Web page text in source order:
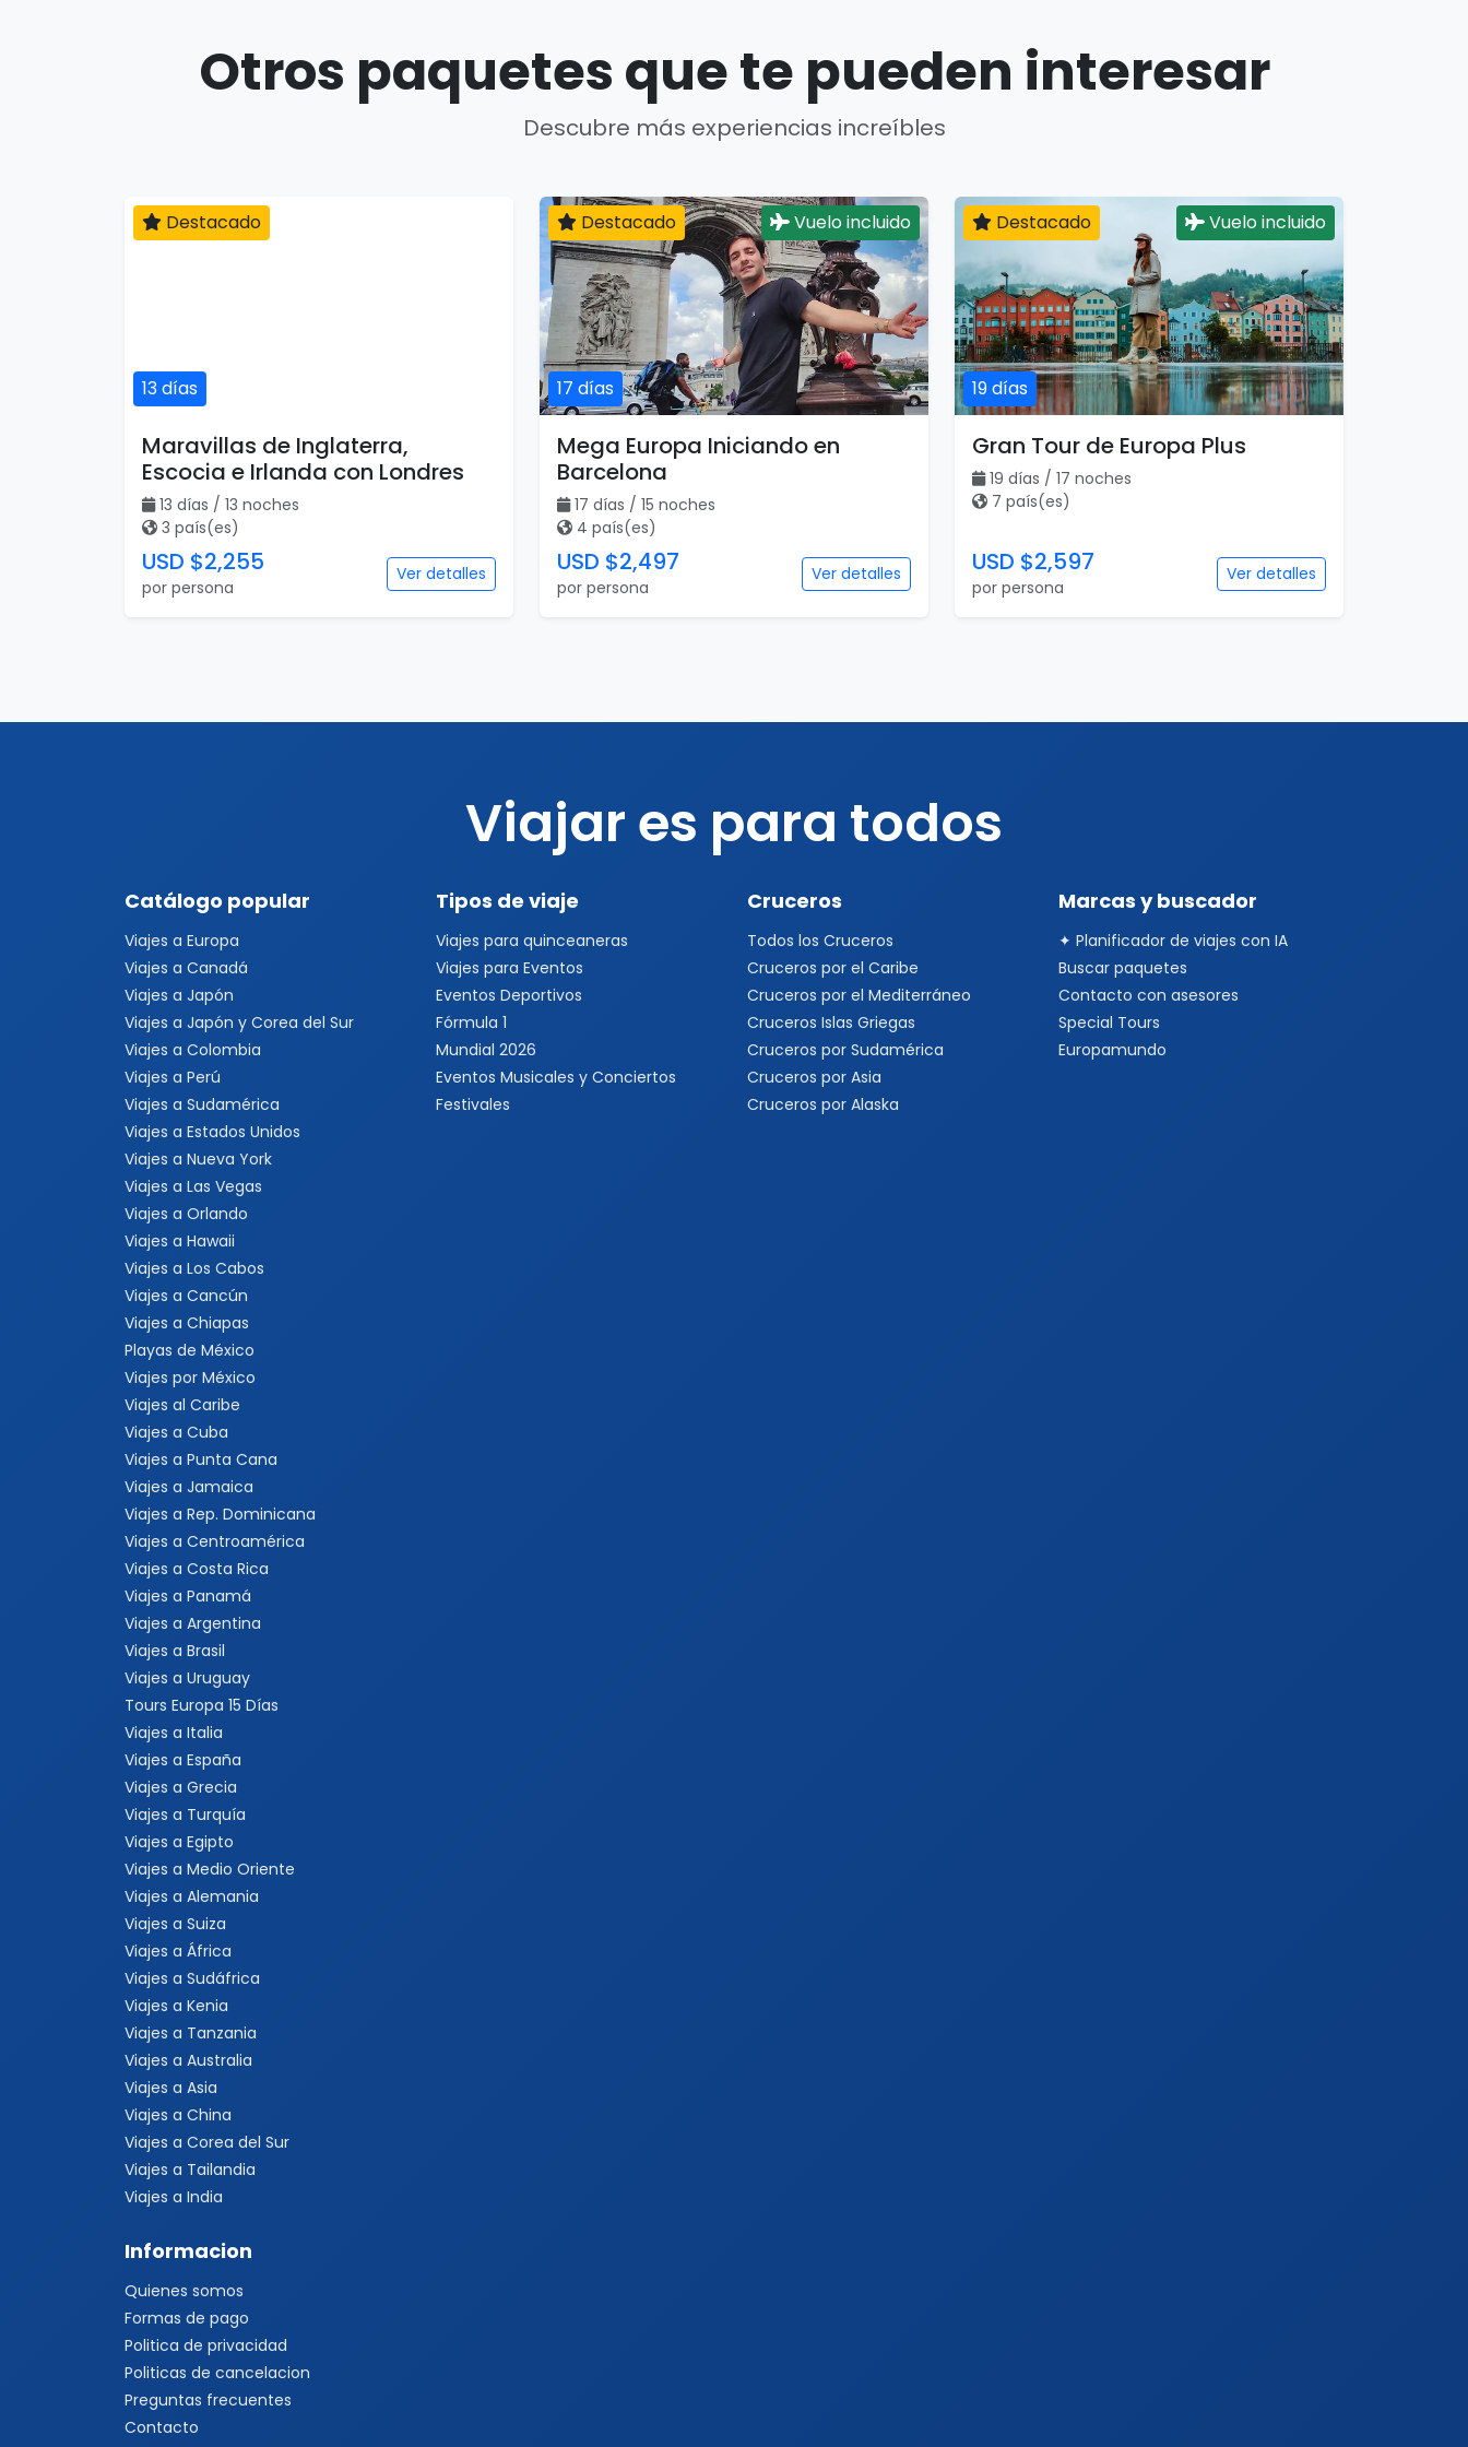
Otros paquetes que te pueden interesar
Descubre más experiencias increíbles
13 días
Destacado
Maravillas de Inglaterra,
Escocia e Irlanda con Londres
13 días / 13 noches
3 país(es)
USD $2,255
por persona
Ver detalles
17 días
Destacado Vuelo incluido
Mega Europa Iniciando en
Barcelona
17 días / 15 noches
4 país(es)
USD $2,497
por persona
Ver detalles
19 días
Destacado Vuelo incluido
Gran Tour de Europa Plus
19 días / 17 noches
7 país(es)
USD $2,597
por persona
Ver detalles
Viajar es para todos
Catálogo popular
Viajes a Europa
Viajes a Canadá
Viajes a Japón
Viajes a Japón y Corea del Sur
Viajes a Colombia
Viajes a Perú
Viajes a Sudamérica
Viajes a Estados Unidos
Viajes a Nueva York
Viajes a Las Vegas
Viajes a Orlando
Viajes a Hawaii
Viajes a Los Cabos
Viajes a Cancún
Viajes a Chiapas
Playas de México
Viajes por México
Viajes al Caribe
Viajes a Cuba
Viajes a Punta Cana
Viajes a Jamaica
Viajes a Rep. Dominicana
Viajes a Centroamérica
Viajes a Costa Rica
Viajes a Panamá
Viajes a Argentina
Viajes a Brasil
Viajes a Uruguay
Tours Europa 15 Días
Viajes a Italia
Viajes a España
Viajes a Grecia
Viajes a Turquía
Viajes a Egipto
Viajes a Medio Oriente
Viajes a Alemania
Viajes a Suiza
Viajes a África
Viajes a Sudáfrica
Viajes a Kenia
Viajes a Tanzania
Viajes a Australia
Viajes a Asia
Viajes a China
Viajes a Corea del Sur
Viajes a Tailandia
Viajes a India
Tipos de viaje
Viajes para quinceaneras
Viajes para Eventos
Eventos Deportivos
Fórmula 1
Mundial 2026
Eventos Musicales y Conciertos
Festivales
Cruceros
Todos los Cruceros
Cruceros por el Caribe
Cruceros por el Mediterráneo
Cruceros Islas Griegas
Cruceros por Sudamérica
Cruceros por Asia
Cruceros por Alaska
Marcas y buscador
✦ Planificador de viajes con IA
Buscar paquetes
Contacto con asesores
Special Tours
Europamundo
Informacion
Quienes somos
Formas de pago
Politica de privacidad
Politicas de cancelacion
Preguntas frecuentes
Contacto